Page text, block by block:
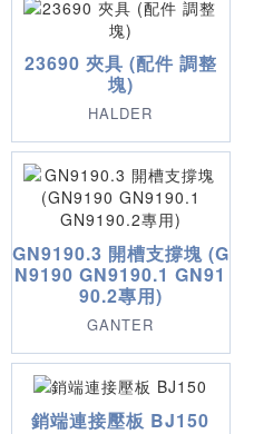
23690 夾具 (配件 調整
塊)
HALDER
GN9190.3 開槽支撐塊 (G
N9190 GN9190.1 GN91
90.2專用)
GANTER
銷端連接壓板 BJ150